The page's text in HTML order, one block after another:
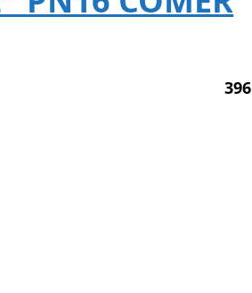
396